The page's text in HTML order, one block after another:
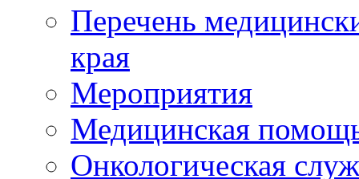
Перечень
края
Мероприятия
Медицинская
Онкологическая